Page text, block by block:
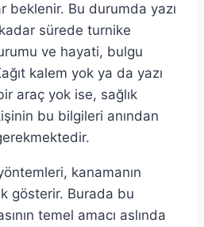
beklenir. Bu durumda yazı
sürede turnike
ve hayati, bulgu
kalem yok ya da yazı
araç yok ise, sağlık
bu bilgileri anından
kanamanın
gösterir. Burada bu
temel amacı aslında